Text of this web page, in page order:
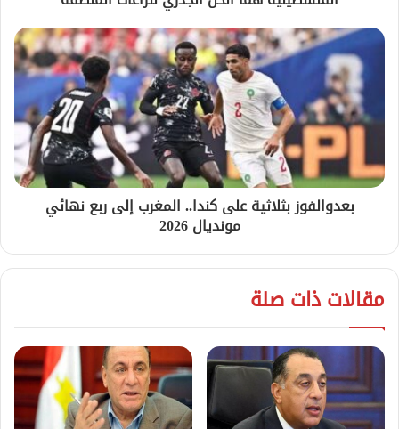
بعدوالفوز بثلاثية على كندا.. المغرب إلى ربع نهائي
مونديال 2026
مقالات ذات صلة